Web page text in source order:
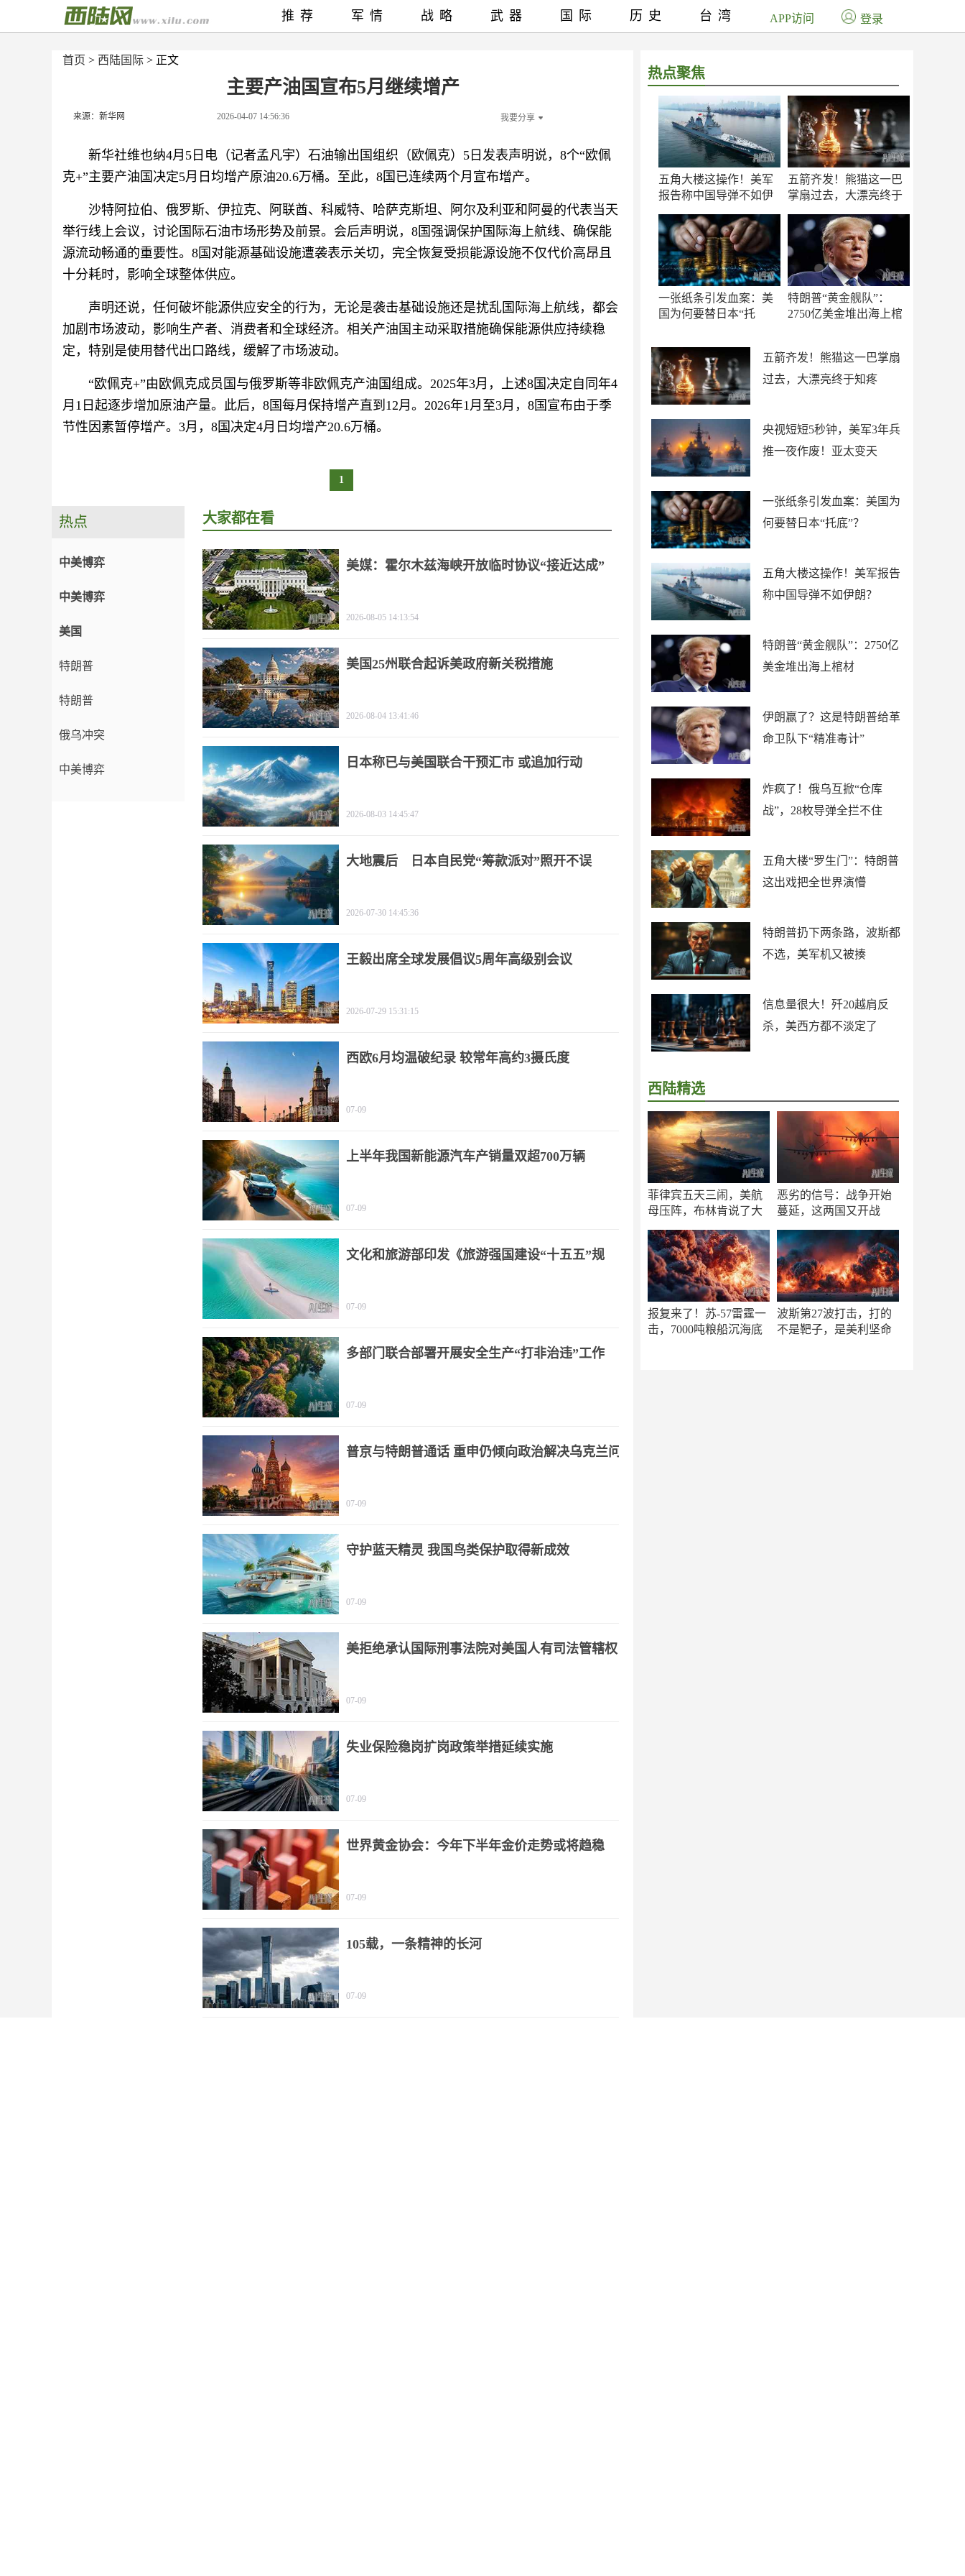
首页 > 西陆国际 > 正文
主要产油国宣布5月继续增产
来源：新华网 2026-04-07 14:56:36 我要分享
新华社维也纳4月5日电（记者孟凡宇）石油输出国组织（欧佩克）5日发表声明说，8个“欧佩
克+”主要产油国决定5月日均增产原油20.6万桶。至此，8国已连续两个月宣布增产。
沙特阿拉伯、俄罗斯、伊拉克、阿联酋、科威特、哈萨克斯坦、阿尔及利亚和阿曼的代表当天
举行线上会议，讨论国际石油市场形势及前景。会后声明说，8国强调保护国际海上航线、确保能
源流动畅通的重要性。8国对能源基础设施遭袭表示关切，完全恢复受损能源设施不仅代价高昂且
十分耗时，影响全球整体供应。
声明还说，任何破坏能源供应安全的行为，无论是袭击基础设施还是扰乱国际海上航线，都会
加剧市场波动，影响生产者、消费者和全球经济。相关产油国主动采取措施确保能源供应持续稳
定，特别是使用替代出口路线，缓解了市场波动。
“欧佩克+”由欧佩克成员国与俄罗斯等非欧佩克产油国组成。2025年3月，上述8国决定自同年4
月1日起逐步增加原油产量。此后，8国每月保持增产直到12月。2026年1月至3月，8国宣布由于季
节性因素暂停增产。3月，8国决定4月日均增产20.6万桶。
1
热点聚焦
五角大楼这操作！美军
报告称中国导弹不如伊
五箭齐发！熊猫这一巴
掌扇过去，大漂亮终于
一张纸条引发血案：美
国为何要替日本“托
特朗普“黄金舰队”：
2750亿美金堆出海上棺
五箭齐发！熊猫这一巴掌扇
过去，大漂亮终于知疼
央视短短5秒钟，美军3年兵
推一夜作废！亚太变天
一张纸条引发血案：美国为
何要替日本“托底”？
五角大楼这操作！美军报告
称中国导弹不如伊朗？
特朗普“黄金舰队”：2750亿
美金堆出海上棺材
伊朗赢了？这是特朗普给革
命卫队下“精准毒计”
炸疯了！俄乌互掀“仓库
战”，28枚导弹全拦不住
五角大楼“罗生门”：特朗普
这出戏把全世界演懵
特朗普扔下两条路，波斯都
不选，美军机又被揍
信息量很大！歼20越肩反
杀，美西方都不淡定了
西陆精选
菲律宾五天三闹，美航
母压阵，布林肯说了大
恶劣的信号：战争开始
蔓延，这两国又开战
报复来了！苏-57雷霆一
击，7000吨粮船沉海底
波斯第27波打击，打的
不是靶子，是美利坚命
推荐 军情 战略 武器 国际 历史 台湾 APP访问 登录
热点
中美博弈
中美博弈
美国
特朗普
特朗普
俄乌冲突
中美博弈
大家都在看
美媒：霍尔木兹海峡开放临时协议“接近达成”
2026-08-05 14:13:54
美国25州联合起诉美政府新关税措施
2026-08-04 13:41:46
日本称已与美国联合干预汇市 或追加行动
2026-08-03 14:45:47
大地震后 日本自民党“筹款派对”照开不误
2026-07-30 14:45:36
王毅出席全球发展倡议5周年高级别会议
2026-07-29 15:31:15
西欧6月均温破纪录 较常年高约3摄氏度
07-09
上半年我国新能源汽车产销量双超700万辆
07-09
文化和旅游部印发《旅游强国建设“十五五”规
07-09
多部门联合部署开展安全生产“打非治违”工作
07-09
普京与特朗普通话 重申仍倾向政治解决乌克兰问
07-09
守护蓝天精灵 我国鸟类保护取得新成效
07-09
美拒绝承认国际刑事法院对美国人有司法管辖权
07-09
失业保险稳岗扩岗政策举措延续实施
07-09
世界黄金协会：今年下半年金价走势或将趋稳
07-09
105载，一条精神的长河
07-09